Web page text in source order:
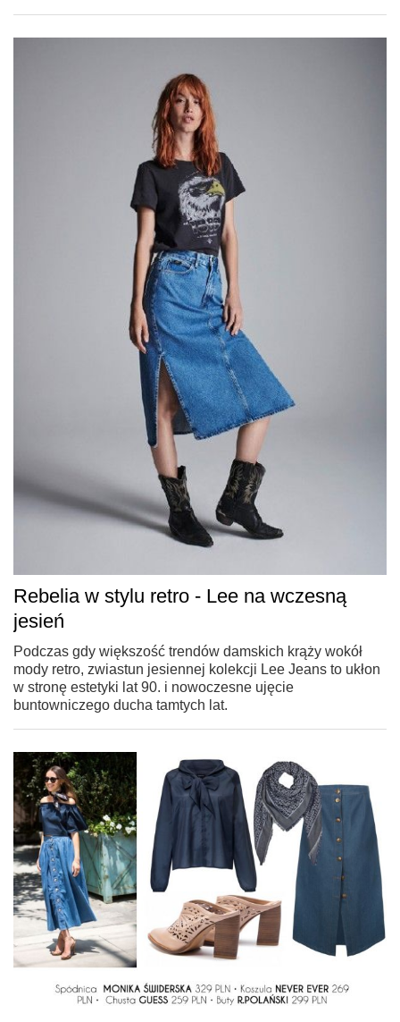
Rebelia w stylu retro - Lee na wczesną
jesień
Podczas gdy większość trendów damskich krąży wokół
mody retro, zwiastun jesiennej kolekcji Lee Jeans to ukłon
w stronę estetyki lat 90. i nowoczesne ujęcie
buntowniczego ducha tamtych lat.